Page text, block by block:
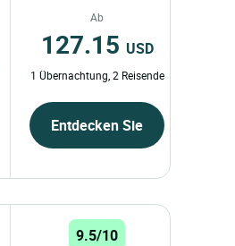
Ab
127.15 USD
1 Übernachtung, 2 Reisende
Entdecken Sie
9.5/10